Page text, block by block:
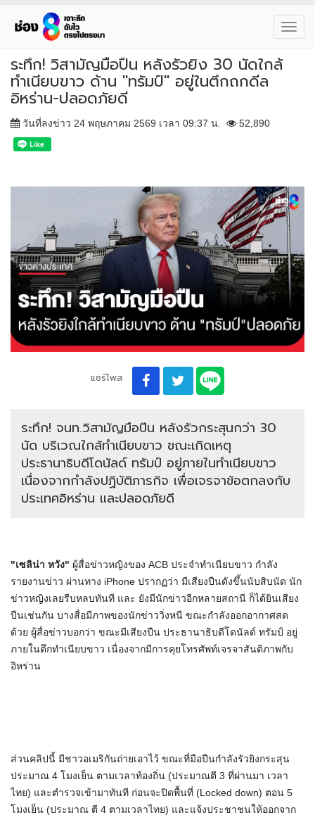
ระทึก! วิสามัญมือปืน หลังรัวยิง 30 นัดใกล้
ทำเนียบขาว ด้าน "ทรัมป์" อยู่ในตึกถกดีล
อิหร่าน-ปลอดภัยดี
วันที่ลงข่าว 24 พฤษภาคม 2569 เวลา 09:37 น. 52,890
แชร์โพส
ระทึก! จนท.วิสามัญมือปืน หลังรัวกระสุนกว่า 30
นัด บริเวณใกล้ทำเนียบขาว ขณะเกิดเหตุ
ประธานาธิบดีโดนัลด์ ทรัมป์ อยู่ภายในทำเนียบขาว
เนื่องจากกำลังปฏิบัติภารกิจ เพื่อเจรจาข้อตกลงกับ
ประเทศอิหร่าน และปลอดภัยดี
"เซลิน่า หวัง" ผู้สื่อข่าวหญิงของ ACB ประจำทำเนียบขาว กำลัง
รายงานข่าว ผ่านทาง iPhone ปรากฏว่า มีเสียงปืนดังขึ้นนับสิบนัด นัก
ข่าวหญิงเลยรีบหลบทันที และ ยังมีนักข่าวอีกหลายสถานี ก็ได้ยินเสียง
ปืนเช่นกัน บางสื่อมีภาพของนักข่าววิ่งหนี ขณะกำลังออกอากาศสด
ด้วย ผู้สื่อข่าวบอกว่า ขณะมีเสียงปืน ประธานาธิบดีโดนัลด์ ทรัมป์ อยู่
ภายในตึกทำเนียบขาว เนื่องจากมีการคุยโทรศัพท์เจรจาสันติภาพกับ
อิหร่าน
ส่วนคลิปนี้ มีชาวอเมริกันถ่ายเอาไว้ ขณะที่มือปืนกำลังรัวยิงกระสุน
ประมาณ 4 โมงเย็น ตามเวลาท้องถิ่น (ประมาณตี 3 ที่ผ่านมา เวลา
ไทย) และตำรวจเข้ามาทันที ก่อนจะปิดพื้นที่ (Locked down) ตอน 5
โมงเย็น (ประมาณ ตี 4 ตามเวลาไทย) และแจ้งประชาชนให้ออกจาก